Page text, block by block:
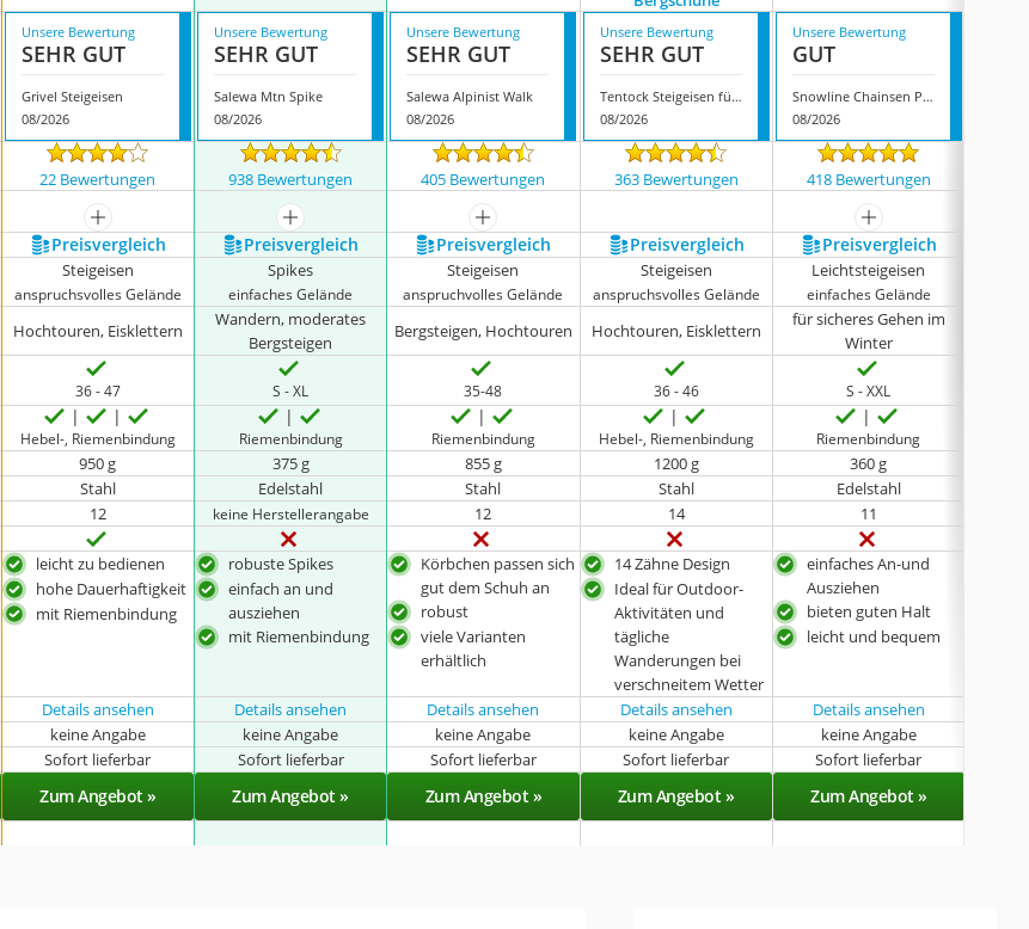
Unsere Bewertung
SEHR GUT
Grivel Steigeisen
08/2026
Unsere Bewertung
SEHR GUT
Salewa Mtn Spike
08/2026
Unsere Bewertung
SEHR GUT
Salewa Alpinist Walk
08/2026
Unsere Bewertung
SEHR GUT
Tentock Steigeisen für Bergschuhe
08/2026
Unsere Bewertung
GUT
Snowline Chainsen Pro
08/2026
22 Bewertungen 938 Bewertungen 405 Bewertungen 363 Bewertungen 418 Bewertungen
mehr anzeigen mehr anzeigen mehr anzeigen
mehr anzeigen
Preis­vergleich Preis­vergleich Preis­vergleich Preis­vergleich Preis­vergleich
Steigeisen
anspruchsvolles Gelände
Spikes
einfaches Gelände
Steigeisen
anspruchvolles Gelände
Steigeisen
anspruchsvolles Gelände
Leichtsteigeisen
einfaches Gelände
Hochtouren, Eisklettern
Wandern, moderates
Bergsteigen
Bergsteigen, Hochtouren Hochtouren, Eisklettern
für sicheres Gehen im
Winter
36 - 47 S - XL 35-48 36 - 46 S - XXL
Hebel-, Riemenbindung Riemenbindung Riemenbindung Hebel-, Riemenbindung Riemenbindung
950 g 375 g 855 g 1200 g
360 g
Stahl Edelstahl Stahl Stahl
Edelstahl
12 keine Herstellerangabe 12 14
11
leicht zu bedienen
hohe Dauerhaftigkeit
mit Riemenbindung
robuste Spikes
einfach an und
ausziehen
mit Riemenbindung
Körbchen passen sich
gut dem Schuh an
robust
viele Varianten
erhältlich
14 Zähne Design
Ideal für Outdoor-
Aktivitäten und
tägliche
Wanderungen bei
verschneitem Wetter
einfaches An-und
Ausziehen
bieten guten Halt
leicht und bequem
Details ansehen Details ansehen Details ansehen Details ansehen Details ansehen
keine Angabe keine Angabe keine Angabe keine Angabe keine Angabe
Sofort lieferbar Sofort lieferbar Sofort lieferbar Sofort lieferbar Sofort lieferbar
Zum Angebot » Zum Angebot » Zum Angebot » Zum Angebot » Zum Angebot »